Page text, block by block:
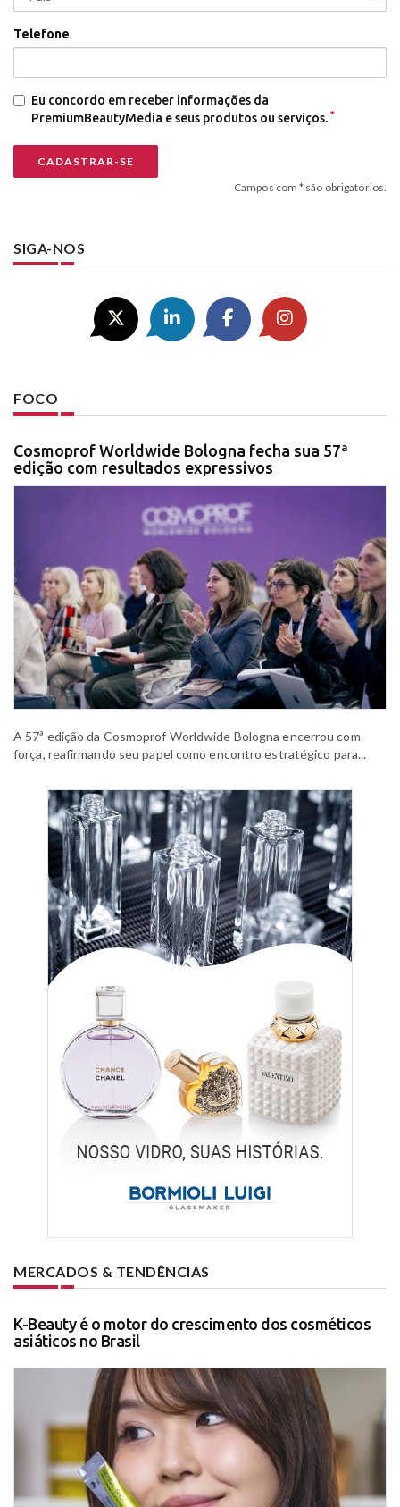
Telefone
Eu concordo em receber informações da
PremiumBeautyMedia e seus produtos ou serviços. *
Campos com * são obrigatórios.
SIGA-NOS
FOCO
Cosmoprof Worldwide Bologna fecha sua 57ª
edição com resultados expressivos
A 57ª edição da Cosmoprof Worldwide Bologna encerrou com
força, reafirmando seu papel como encontro estratégico para...
MERCADOS & TENDÊNCIAS
K-Beauty é o motor do crescimento dos cosméticos
asiáticos no Brasil